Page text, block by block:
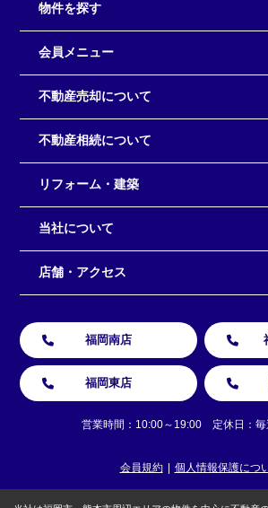
物件を探す
会員メニュー
不動産売却について
不動産相続について
リフォーム・建築
当社について
店舗・アクセス
福岡南店
福岡東店
営業時間：10:00～19:00 定休日：毎
会員規約 個人情報保護につ